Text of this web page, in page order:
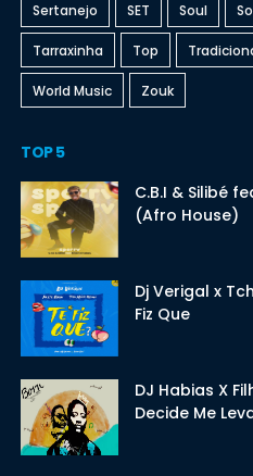
Sertanejo SET Soul
Tarraxinha Top
World Music Zouk
TOP 5
C.B.I & Silibé
(Afro House)
Dj Verigal x
Fiz Que
DJ Habias X
Decide Me